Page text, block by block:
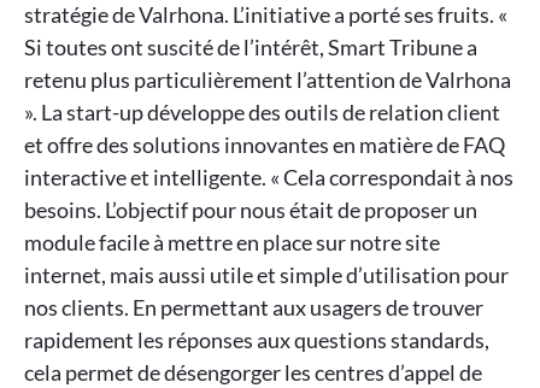
stratégie de Valrhona. L’initiative a porté ses fruits. «
Si toutes ont suscité de l’intérêt, Smart Tribune a
retenu plus particulièrement l’attention de Valrhona
». La start-up développe des outils de relation client
et offre des solutions innovantes en matière de FAQ
interactive et intelligente. « Cela correspondait à nos
besoins. L’objectif pour nous était de proposer un
module facile à mettre en place sur notre site
internet, mais aussi utile et simple d’utilisation pour
nos clients. En permettant aux usagers de trouver
rapidement les réponses aux questions standards,
cela permet de désengorger les centres d’appel de